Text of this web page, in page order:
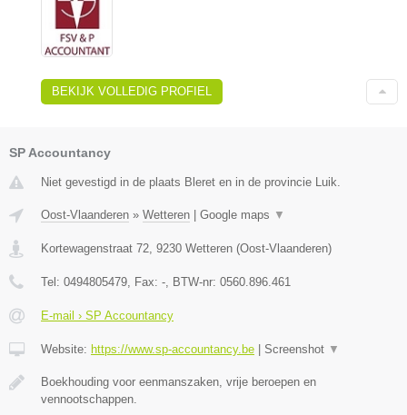
BEKIJK VOLLEDIG PROFIEL
SP Accountancy
Niet gevestigd in de plaats Bleret en in de provincie Luik.
Oost-Vlaanderen » Wetteren Google maps ▼
Kortewagenstraat 72, 9230 Wetteren (Oost-Vlaanderen)
Tel: 0494805479, Fax: -, BTW-nr: 0560.896.461
E-mail › SP Accountancy
Website: https://www.sp-accountancy.be Screenshot ▼
Boekhouding voor eenmanszaken, vrije beroepen en
vennootschappen.